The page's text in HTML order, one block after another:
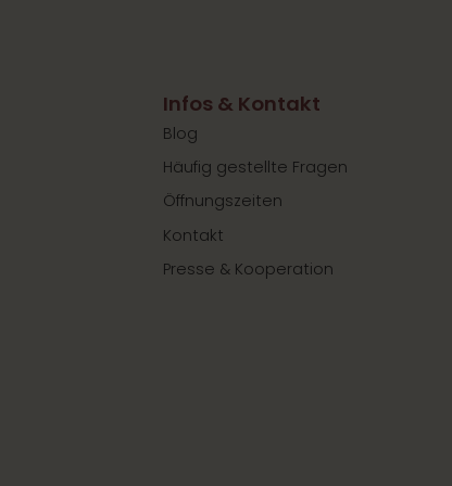
Infos & Kontakt
Blog
Häufig gestellte Fragen
Öffnungszeiten
Kontakt
Presse & Kooperation